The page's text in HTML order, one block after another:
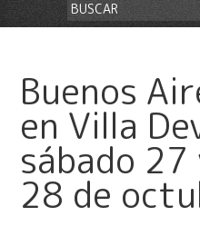
Buenos
en Villa
sábado
28 de